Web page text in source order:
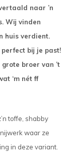
naar ’n
Wij vinden
huis verdient.
bij je past!
broer van ’t
‘m nét ff
toffe, shabby
waar ze
in deze variant.